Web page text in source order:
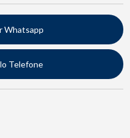
Whatsapp
Telefone